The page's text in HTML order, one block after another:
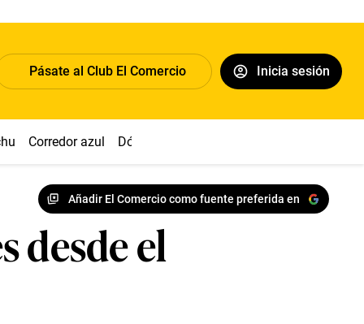
Pásate al Club El Comercio Inicia sesión
Corredor azul Dólar
Añadir El Comercio como fuente preferida en
desde el